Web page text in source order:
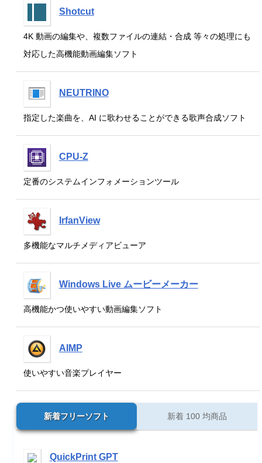
Shotcut
4K 動画の編集や、複数ファイルの連結・合成 等々の処理にも
対応した高機能動画編集ソフト
NEUTRINO
指定した楽曲を、AI に歌わせることができる歌声合成ソフト
CPU-Z
定番のシステムインフォメーションツール
IrfanView
多機能なマルチメディアビューア
Windows Live ムービーメーカー
高機能かつ使いやすい動画編集ソフト
AIMP
使いやすい音楽プレイヤー
新着フリーソフト 新着 100 均商品
QuickPrint GPT